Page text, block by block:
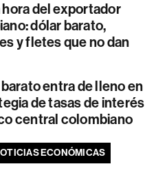
hora del exportador
dólar barato,
y fletes que no dan
entra de lleno en
de tasas de interés
central colombiano
ECONÓMICAS